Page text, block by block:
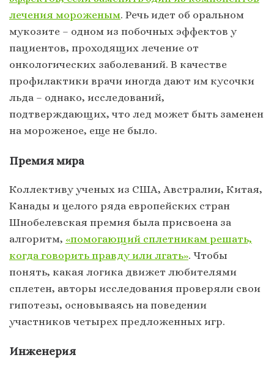
лечения мороженым. Речь идет об оральном
мукозите – одном из побочных эффектов у
пациентов, проходящих лечение от
онкологических заболеваний. В качестве
профилактики врачи иногда дают им кусочки
льда – однако, исследований,
подтверждающих, что лед может быть заменен
на мороженое, еще не было.
Премия мира
Коллективу ученых из США, Австралии, Китая,
Канады и целого ряда европейских стран
Шнобелевская премия была присвоена за
алгоритм, «помогающий сплетникам решать,
когда говорить правду или лгать». Чтобы
понять, какая логика движет любителями
сплетен, авторы исследования проверяли свои
гипотезы, основываясь на поведении
участников четырех предложенных игр.
Инженерия